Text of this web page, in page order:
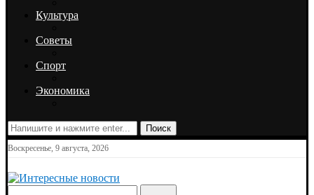
Культура
Советы
Спорт
Экономика
Поиск
Воскресенье, 9 августа, 2026